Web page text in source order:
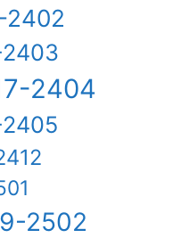
2402
2404
2502